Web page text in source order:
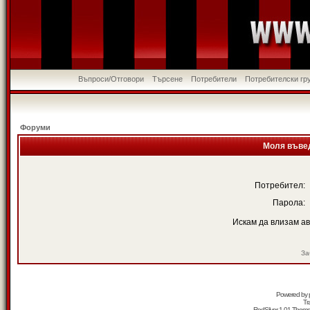
Въпроси/Отговори Търсене Потребители Потребителски
Форуми
Моля
Потребител:
Парола:
Искам да влизам
Powered by